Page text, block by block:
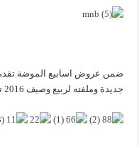
ضمن عروض اسابيع الموضة
جديدة وملفته لربيع وصيف 2016 تعجب الباحثات عن الاناقة .